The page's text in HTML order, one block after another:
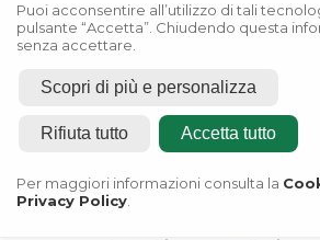
Home
Rivenditore Autorizzato
Rolex
Rivenditore Autorizzato
Puoi acconsentire all’utilizzo di tali
pulsante “Accetta”. Chiudendo questa
senza accettare.
Scopri di più e personalizza
Rifiuta tutto Accetta tutto
Per maggiori informazioni consulta la
Privacy Policy